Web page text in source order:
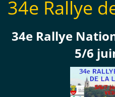
34e Rallye
34e Rallye
5/6